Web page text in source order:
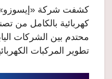
كشفت شركة «إيسوزو»
كهربائية بالكامل من
محتدم بين الشركات
تطوير المركبات